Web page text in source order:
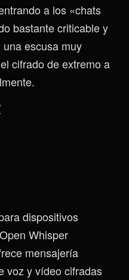
a los «chats
bastante criticable y
escusa muy
cifrado de extremo a
dispositivos
Whisper
mensajería
voz y vídeo cifradas